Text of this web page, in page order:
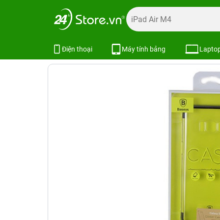
Điện thoại Máy tính bảng
Trang chủ Ốp lưng